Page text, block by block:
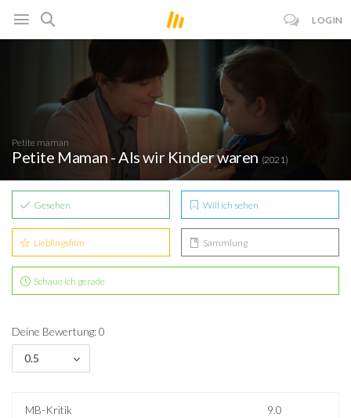
LOGIN
Petite maman
Petite Maman - Als wir Kinder waren(2021)
Gesehen Will ich sehen
Lieblingsfilm Sammlung
Schaue ich gerade
Deine Bewertung: 0
0.5
MB-Kritik 9.0